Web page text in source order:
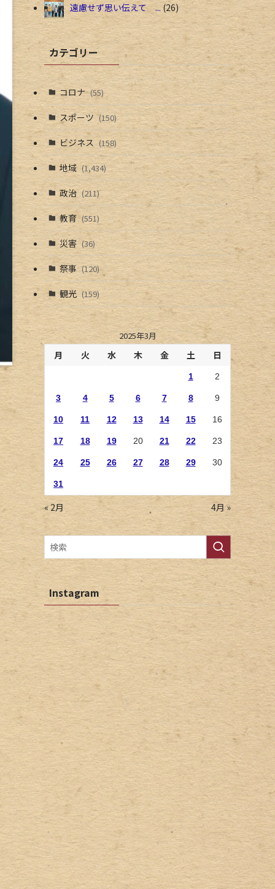
遠慮せず思い伝えて ... 26
カテゴリー
コロナ (55)
スポーツ (150)
ビジネス (158)
地域 (1,434)
政治 (211)
教育 (551)
災害 (36)
祭事 (120)
観光 (159)
2025年3月
月 火 水 木 金 土 日
1 2
3 4 5 6 7 8 9
10 11 12 13 14 15 16
17 18 19 20 21 22 23
24 25 26 27 28 29 30
31
« 2月 4月 »
Instagram